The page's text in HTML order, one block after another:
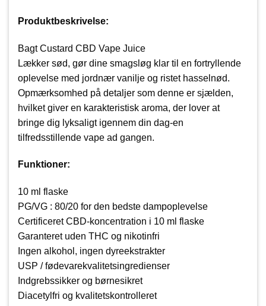
Produktbeskrivelse:
Bagt Custard CBD Vape Juice
Lækker sød, gør dine smagsløg klar til en fortryllende
oplevelse med jordnær vanilje og ristet hasselnød.
Opmærksomhed på detaljer som denne er sjælden,
hvilket giver en karakteristisk aroma, der lover at
bringe dig lyksaligt igennem din dag-en
tilfredsstillende vape ad gangen.
Funktioner:
10 ml flaske
PG/VG : 80/20 for den bedste dampoplevelse
Certificeret CBD-koncentration i 10 ml flaske
Garanteret uden THC og nikotinfri
Ingen alkohol, ingen dyreekstrakter
USP / fødevarekvalitetsingredienser
Indgrebssikker og børnesikret
Diacetylfri og kvalitetskontrolleret